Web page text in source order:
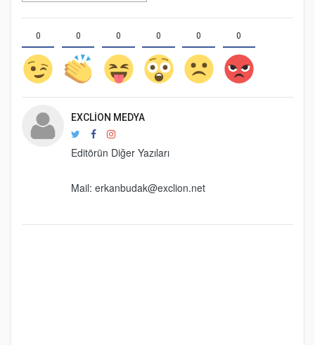
0 0 0 0 0 0
EXCLION MEDYA
Editörün Diğer Yazıları
Mail: erkanbudak@exclion.net